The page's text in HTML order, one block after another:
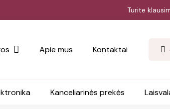
Turite
Apie mus Kontaktai
Kanceliarinės prekės